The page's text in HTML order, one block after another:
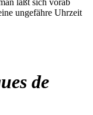
ungefähre Uhrzeit
de